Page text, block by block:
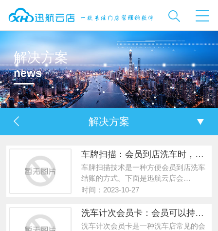
解决方案
news
解决方案
车牌扫描：会员到店洗车时，可以通过扫描车牌号进行结账
车牌扫描技术是一种方便会员到店洗车
结账的方式。下面是迅航云店会…
时间：2023-10-27
洗车计次会员卡：会员可以持卡洗车
洗车计次会员卡是一种洗车店常见的会